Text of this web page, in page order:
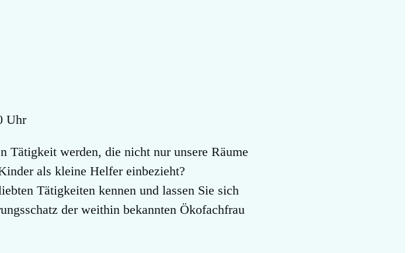
Uhr
werden, die nicht nur unsere Räume
als kleine Helfer einbezieht?
Tätigkeiten kennen und lassen Sie sich
der weithin bekannten Ökofachfrau